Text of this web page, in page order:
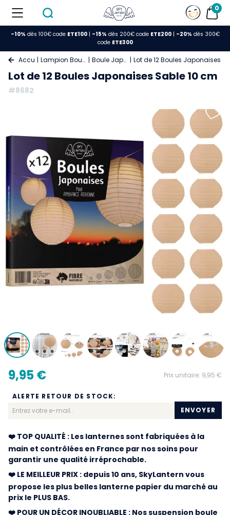
0
-10% dès 100€ code ETE100| -15% dès 200€ code ETE200| -20% dès 300€
code ETE300
Accueil Lampion Boule Papier Boule Japonaise Lot de 12 Boules Japonaises
Lot de 12 Boules Japonaises Sable 10 cm
#8682
9,95 € Prix unitaire: 9,95 €
ALERTE RETOUR DE STOCK:
ENVOYER
❤️ TOP QUALITÉ : Les lanternes sont fabriquées à la
main et contrôlées en France par nos soins pour
garantir une qualité irréprochable.
❤️ LE MEILLEUR PRIX : depuis 10 ans, SkyLantern vous
propose les plus belles lanterne papier du marché au
prix le PLUS BAS.
❤️ POUR UN DÉCOR INOUBLIABLE : Nos suspension boule